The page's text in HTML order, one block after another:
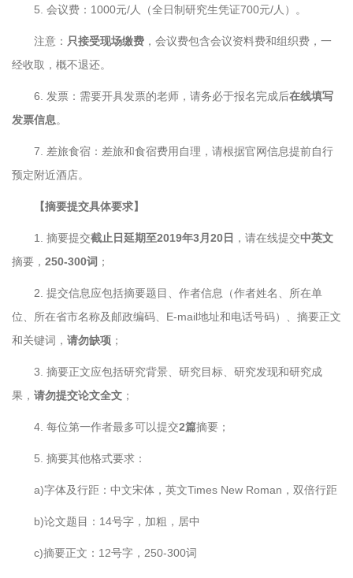
5. 会议费：1000元/人（全日制研究生凭证700元/人）。
注意： 只接受现场缴费 ，会议费包含会议资料费和组织费，一
经收取，概不退还。
6. 发票：需要开具发票的老师，请务必于报名完成后在线填写
发票信息。
7. 差旅食宿：差旅和食宿费用自理，请根据官网信息提前自行
预定附近酒店。
【摘要提交具体要求】
1. 摘要提交截止日延期至2019年3月20日 ，请在线提交中英文
摘要， 250-300词 ；
2. 提交信息应包括摘要题目、作者信息（作者姓名、所在单
位、所在省市名称及邮政编码、E-mail地址和电话号码）、摘要正文
和关键词， 请勿缺项 ；
3. 摘要正文应包括研究背景、研究目标、研究发现和研究成
果， 请勿提交论文全文 ；
4. 每位第一作者最多可以提交2篇摘要；
5. 摘要其他格式要求：
a)字体及行距：中文宋体，英文Times New Roman，双倍行距
b)论文题目：14号字，加粗，居中
c)摘要正文：12号字，250-300词